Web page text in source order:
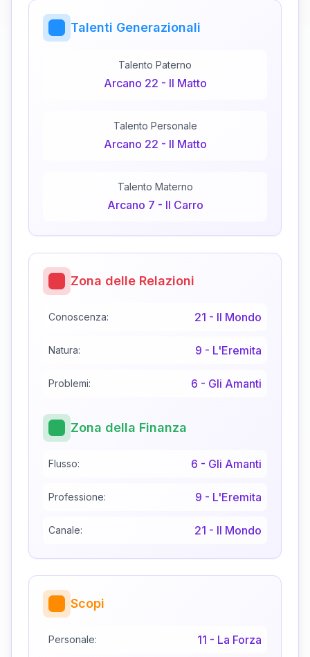
Talenti Generazionali
Talento Paterno
Arcano 22 - Il Matto
Talento Personale
Arcano 22 - Il Matto
Talento Materno
Arcano 7 - Il Carro
Zona delle Relazioni
Conoscenza: 21 - Il Mondo
Natura: 9 - L'Eremita
Problemi: 6 - Gli Amanti
Zona della Finanza
Flusso: 6 - Gli Amanti
Professione: 9 - L'Eremita
Canale: 21 - Il Mondo
Scopi
Personale: 11 - La Forza